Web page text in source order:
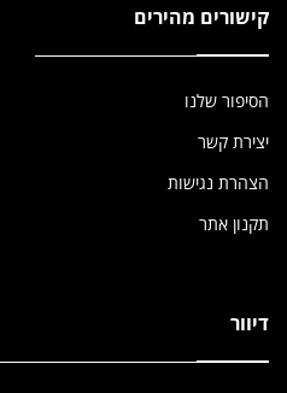
קישורים מהירים
הסיפור שלנו
יצירת קשר
הצהרת נגישות
תקנון אתר
דיוור